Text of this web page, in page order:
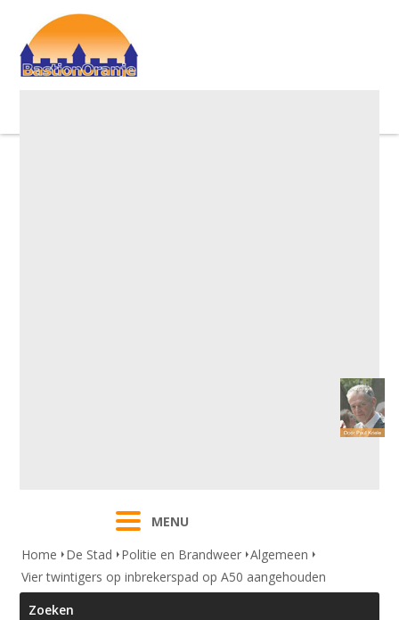
MENU
Home
De Stad Politie en Brandweer Algemeen
Vier twintigers op inbrekerspad op A50 aangehouden
Zoeken